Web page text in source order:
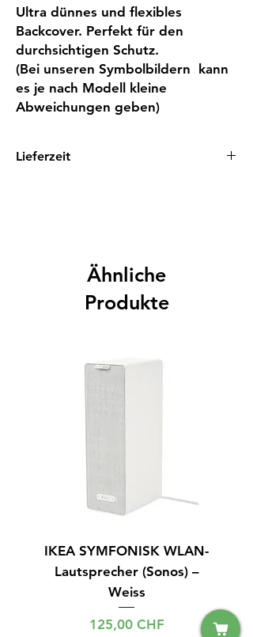
Ultra dünnes und flexibles
Backcover. Perfekt für den
durchsichtigen Schutz.
(Bei unseren Symbolbildern  kann
es je nach Modell kleine
Abweichungen geben)
Lieferzeit
Ähnliche
Produkte
IKEA SYMFONISK WLAN-
Lautsprecher (Sonos) –
Weiss
Preis
125,00 CHF